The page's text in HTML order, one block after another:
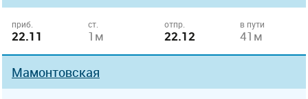
приб.
22.11
ст.
1м
отпр.
22.12
в пути
41м
Мамонтовская